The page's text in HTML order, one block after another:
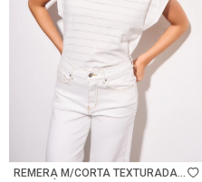
REMERA M/CORTA TEXTURADA